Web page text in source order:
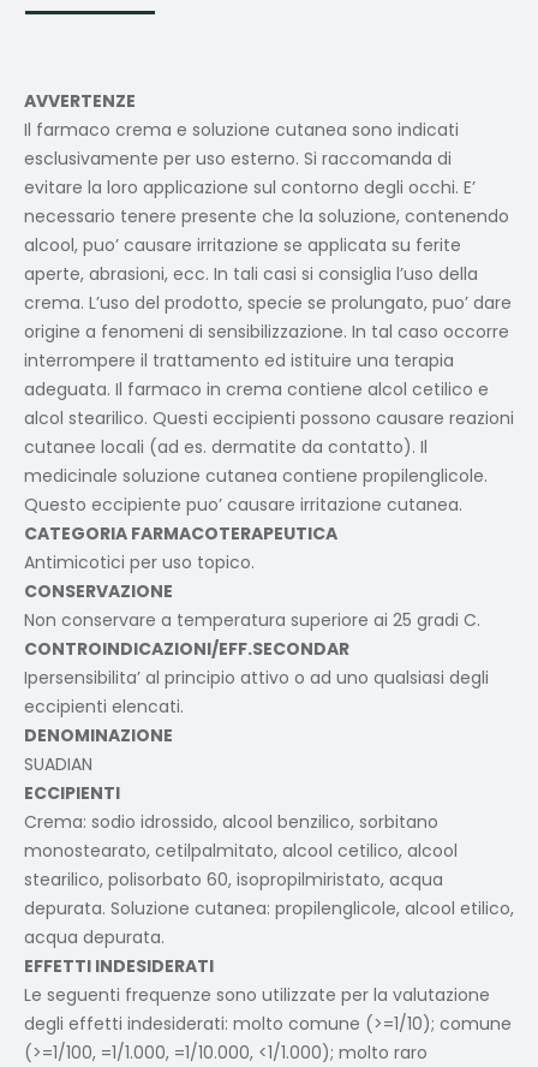
AVVERTENZE
Il farmaco crema e soluzione cutanea sono indicati
esclusivamente per uso esterno. Si raccomanda di
evitare la loro applicazione sul contorno degli occhi. E’
necessario tenere presente che la soluzione, contenendo
alcool, puo’ causare irritazione se applicata su ferite
aperte, abrasioni, ecc. In tali casi si consiglia l’uso della
crema. L’uso del prodotto, specie se prolungato, puo’ dare
origine a fenomeni di sensibilizzazione. In tal caso occorre
interrompere il trattamento ed istituire una terapia
adeguata. Il farmaco in crema contiene alcol cetilico e
alcol stearilico. Questi eccipienti possono causare reazioni
cutanee locali (ad es. dermatite da contatto). Il
medicinale soluzione cutanea contiene propilenglicole.
Questo eccipiente puo’ causare irritazione cutanea.
CATEGORIA FARMACOTERAPEUTICA
Antimicotici per uso topico.
CONSERVAZIONE
Non conservare a temperatura superiore ai 25 gradi C.
CONTROINDICAZIONI/EFF.SECONDAR
Ipersensibilita’ al principio attivo o ad uno qualsiasi degli
eccipienti elencati.
DENOMINAZIONE
SUADIAN
ECCIPIENTI
Crema: sodio idrossido, alcool benzilico, sorbitano
monostearato, cetilpalmitato, alcool cetilico, alcool
stearilico, polisorbato 60, isopropilmiristato, acqua
depurata. Soluzione cutanea: propilenglicole, alcool etilico,
acqua depurata.
EFFETTI INDESIDERATI
Le seguenti frequenze sono utilizzate per la valutazione
degli effetti indesiderati: molto comune (>=1/10); comune
(>=1/100, =1/1.000, =1/10.000, <1/1.000); molto raro